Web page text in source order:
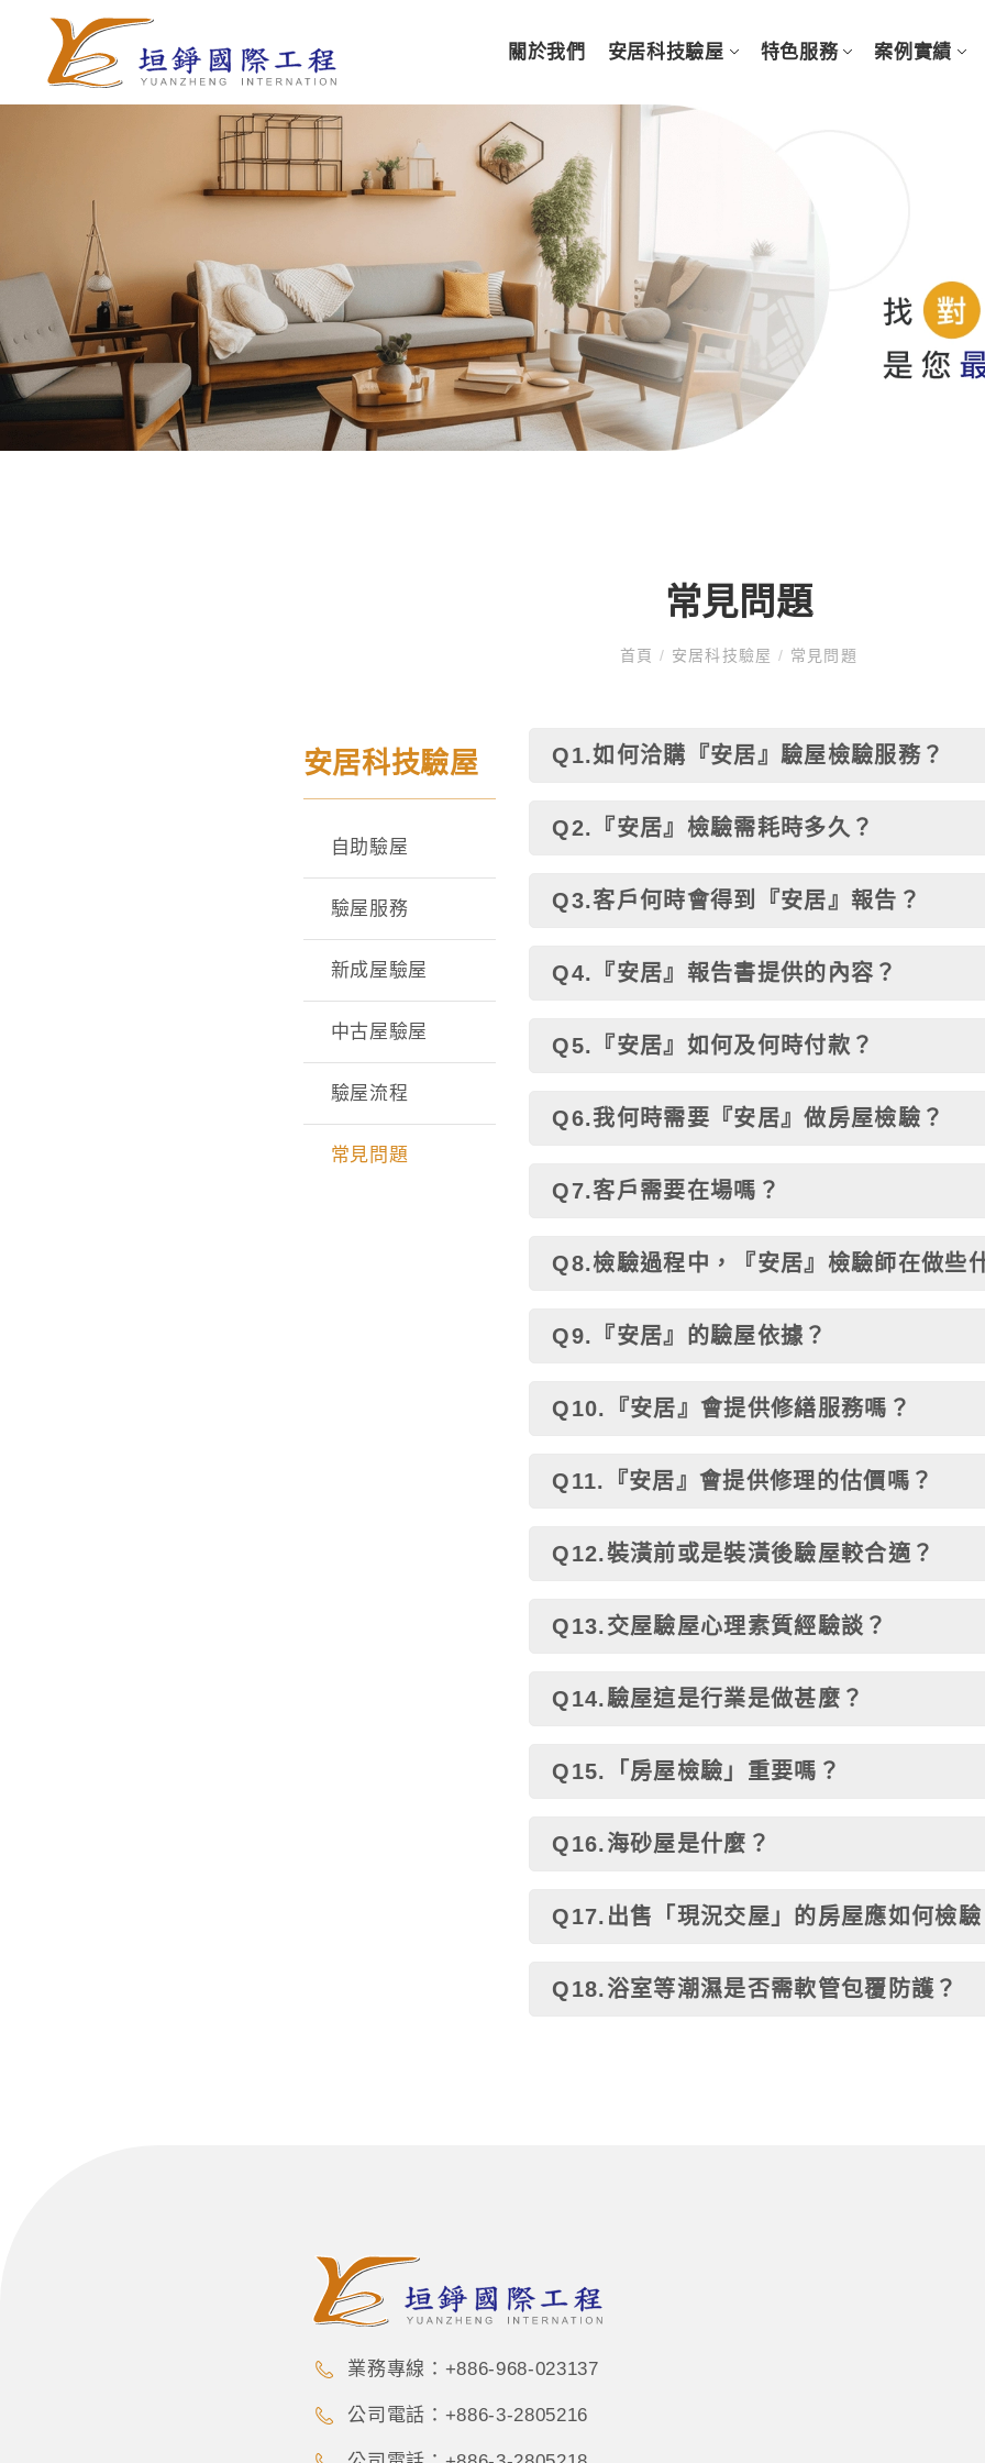
關於我們 安居科技驗屋 特色服務 案例實績
常見問題
首頁 / 安居科技驗屋/ 常見問題
安居科技驗屋
自助驗屋
驗屋服務
新成屋驗屋
中古屋驗屋
驗屋流程
常見問題
Q1.如何洽購『安居』驗屋檢驗服務？
Q2.『安居』檢驗需耗時多久？
Q3.客戶何時會得到『安居』報告？
Q4.『安居』報告書提供的內容？
Q5.『安居』如何及何時付款？
Q6.我何時需要『安居』做房屋檢驗？
Q7.客戶需要在場嗎？
Q8.檢驗過程中，『安居』檢驗師在做些
Q9.『安居』的驗屋依據？
Q10.『安居』會提供修繕服務嗎？
Q11.『安居』會提供修理的估價嗎？
Q12.裝潢前或是裝潢後驗屋較合適？
Q13.交屋驗屋心理素質經驗談？
Q14.驗屋這是行業是做甚麼？
Q15.「房屋檢驗」重要嗎？
Q16.海砂屋是什麼？
Q17.出售「現況交屋」的房屋應如何檢
Q18.浴室等潮濕是否需軟管包覆防護？
業務專線：+886-968-023137
公司電話：+886-3-2805216